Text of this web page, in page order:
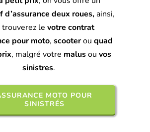
d’assurance deux roues,ainsi,
trouverez le votre contrat
pour moto, scooterou quad
, malgré votre malusou vos
sinistres.
MOTO POUR
SINISTRÉS